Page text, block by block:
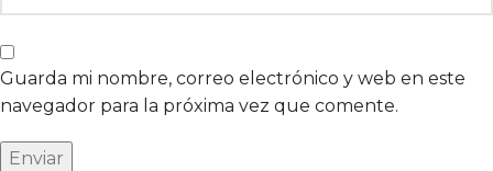
Guarda mi nombre, correo electrónico y web en este
navegador para la próxima vez que comente.